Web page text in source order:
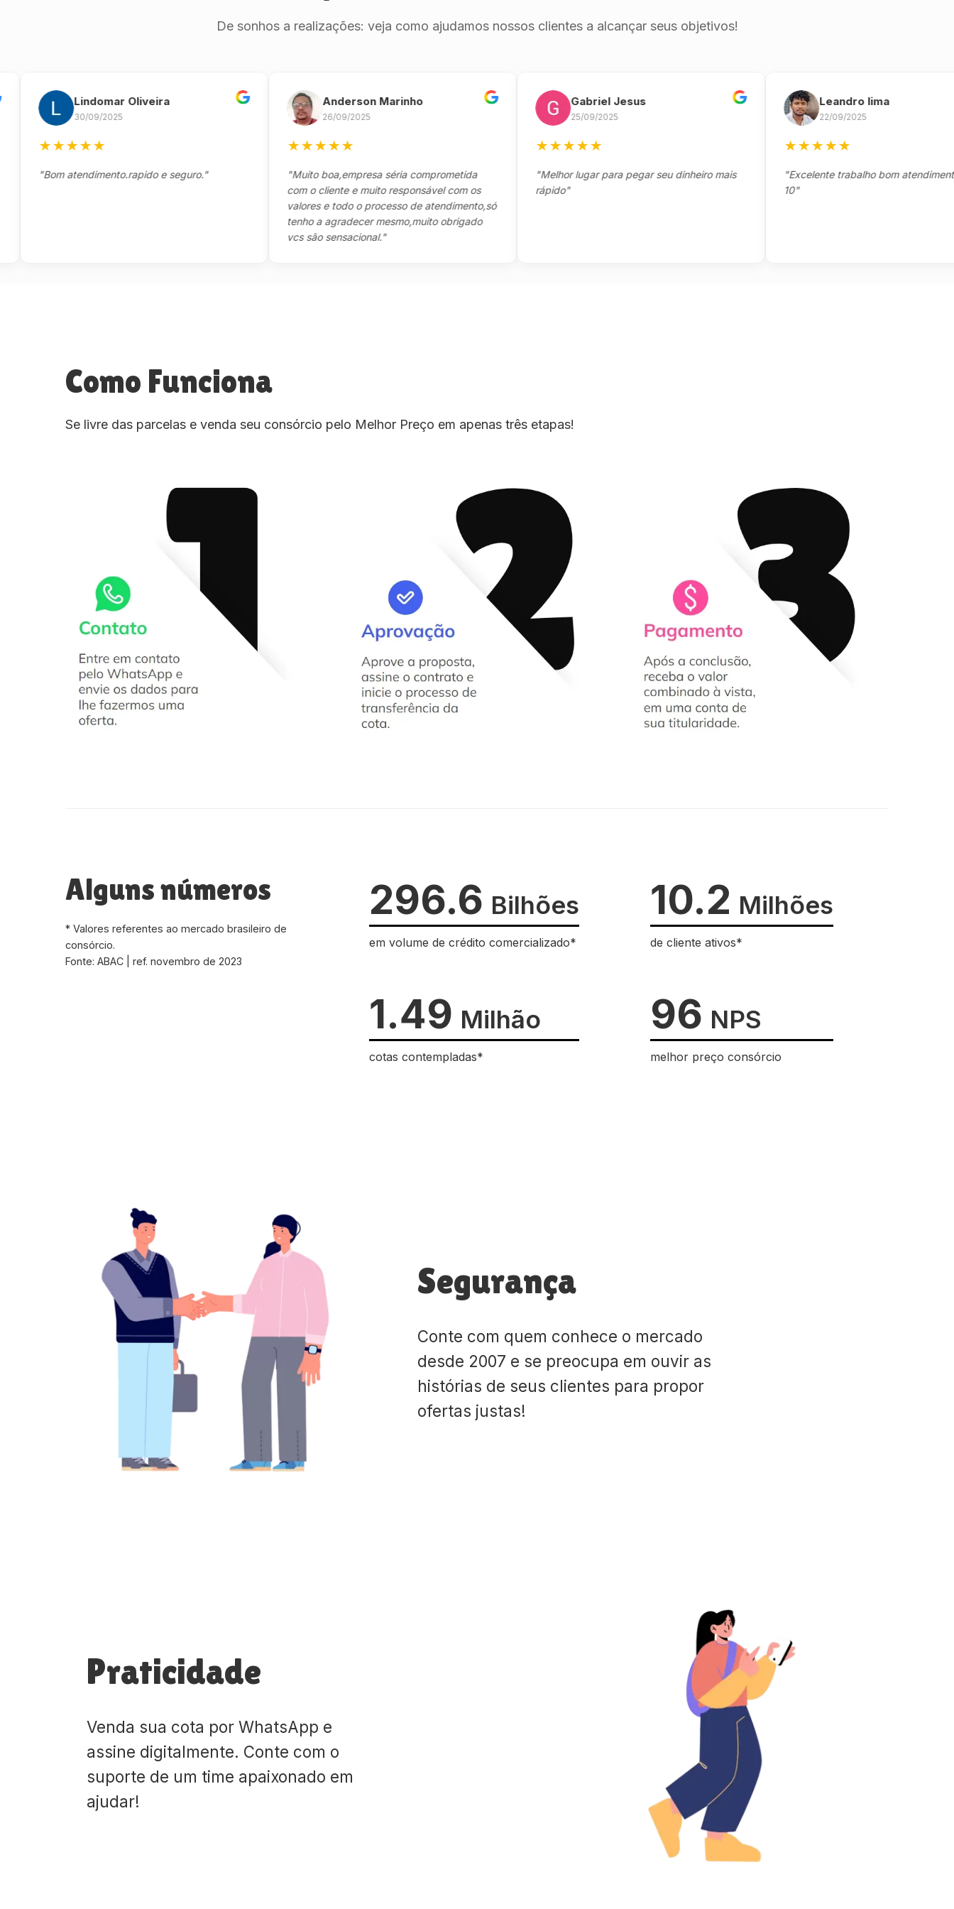
De sonhos a realizações: veja como ajudamos nossos clientes a alcançar seus objetivos!
Lindomar Oliveira
30/09/2025
★★★
"Bom atendimento.rapido e seguro."
Anderson Marinho
26/09/2025
★★★
"Muito boa,empresa séria comprometida
com o cliente e muito responsável com os
valores e todo o processo de atendimento,só
tenho a agradecer mesmo,muito obrigado
vcs são sensacional."
Gabriel Jesus
25/09/2025
★★★
"Melhor lugar para pegar seu dinheiro mais
rápido"
Leandro lima
22/09/2025
★★★
"Excelente trabalho bom atendimento
Como Funciona
Se livre das parcelas e venda seu consórcio pelo Melhor Preço em apenas três etapas!
Alguns números
* Valores referentes ao mercado brasileiro de
consórcio.
Fonte: ABAC | ref. novembro de 2023
296.6 Bilhões
em volume de crédito comercializado*
10.2 Milhões
de cliente ativos*
1.49 Milhão
cotas contempladas*
96 NPS
melhor preço consórcio
Segurança
Conte com quem conhece o mercado
desde 2007 e se preocupa em ouvir as
histórias de seus clientes para propor
ofertas justas!
Praticidade
Venda sua cota por WhatsApp e
assine digitalmente. Conte com o
suporte de um time apaixonado em
ajudar!